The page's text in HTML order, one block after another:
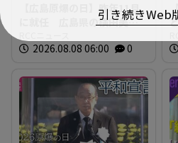
引き続きWeb
【広島原爆の日】昨年11月
に就任 広島県の横田美香
知事のあいさつ 全文
2026年広島平和記念式典
2026.08.08 06:00 0